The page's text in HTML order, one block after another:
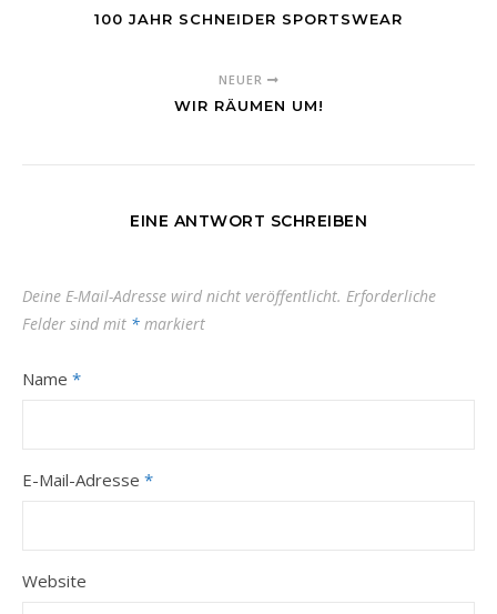
100 JAHR SCHNEIDER SPORTSWEAR
NEUER
WIR RÄUMEN UM!
EINE ANTWORT SCHREIBEN
Deine E-Mail-Adresse wird nicht veröffentlicht. Erforderliche
Felder sind mit * markiert
Name *
E-Mail-Adresse *
Website